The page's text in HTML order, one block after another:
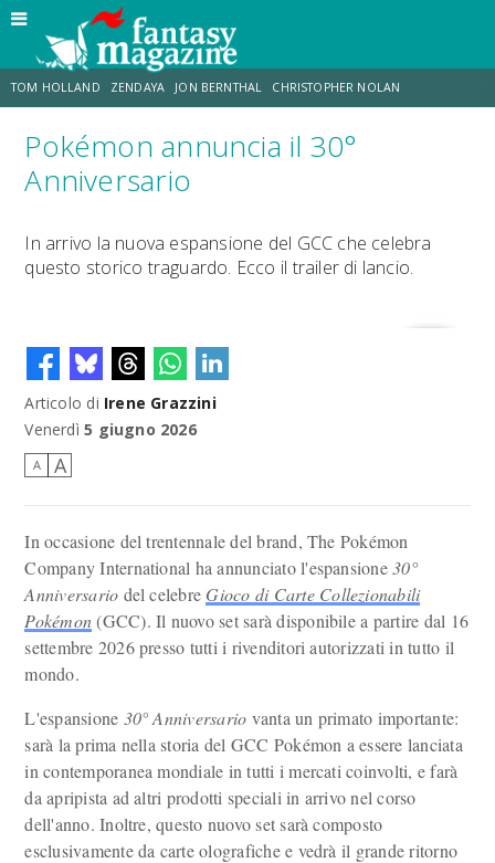
TOM HOLLAND ZENDAYA JON BERNTHAL CHRISTOPHER NOLAN
STRANIMONDI LUCCA COMICS & GAMES ODISSEA JACOB BATALON
Pokémon annuncia il 30°
Anniversario
In arrivo la nuova espansione del GCC che celebra
questo storico traguardo. Ecco il trailer di lancio.
Articolo di Irene Grazzini
Venerdì 5 giugno 2026
A A
In occasione del trentennale del brand, The Pokémon
Company International ha annunciato l'espansione30°
Anniversario del celebre Gioco di Carte Collezionabili
Pokémon(GCC). Il nuovo set sarà disponibile a partire dal 16
settembre 2026 presso tutti i rivenditori autorizzati in tutto il
mondo.
L'espansione 30° Anniversario vanta un primato importante:
sarà la prima nella storia del GCC Pokémon a essere lanciata
in contemporanea mondiale in tutti i mercati coinvolti, e farà
da apripista ad altri prodotti speciali in arrivo nel corso
dell'anno. Inoltre, questo nuovo set sarà composto
esclusivamente da carte olografiche e vedrà il grande ritorno